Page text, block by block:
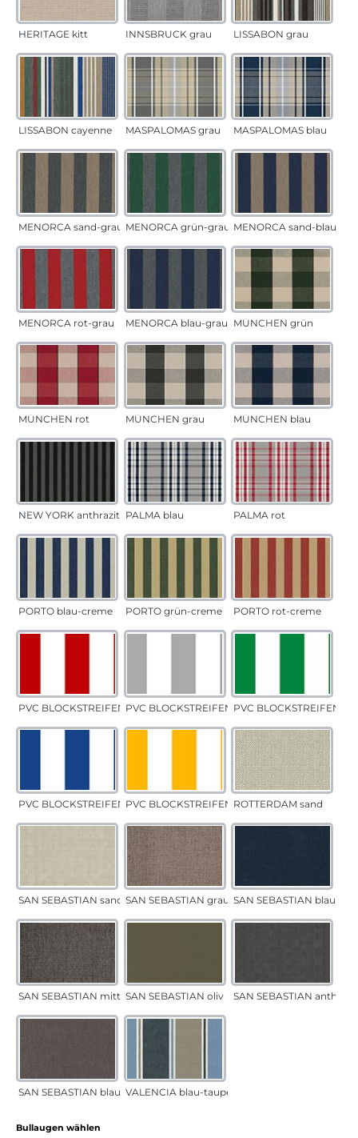
HERITAGE kitt INNSBRUCK grau LISSABON grau
LISSABON cayenne MASPALOMAS grau MASPALOMAS blau
MENORCA sand-grau MENORCA grün-grau MENORCA sand-blau
MENORCA rot-grau MENORCA blau-grau MÜNCHEN grün
MÜNCHEN rot MÜNCHEN grau MÜNCHEN blau
NEW YORK anthrazit PALMA blau PALMA rot
PORTO blau-creme PORTO grün-creme PORTO rot-creme
PVC BLOCKSTREIFEN rotPVC BLOCKSTREIFEN grauPVC BLOCKSTREIFEN
PVC BLOCKSTREIFEN blauPVC BLOCKSTREIFEN gelbROTTERDAM sand
SAN SEBASTIAN sand SAN SEBASTIAN grau-sandSAN SEBASTIAN blau
SAN SEBASTIAN mittelgrauSAN SEBASTIAN oliv SAN SEBASTIAN anthrazit
SAN SEBASTIAN blau-sandVALENCIA blau-taupe
Bullaugen wählen